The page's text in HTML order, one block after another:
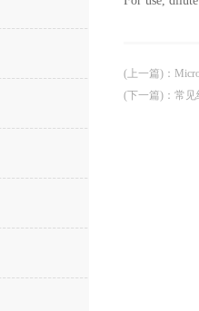
(上一篇) ：
(下一篇) ： 常见